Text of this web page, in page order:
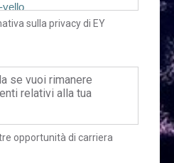
yello
sulla privacy di EY
se vuoi rimanere
relativi alla tua
opportunità di carriera